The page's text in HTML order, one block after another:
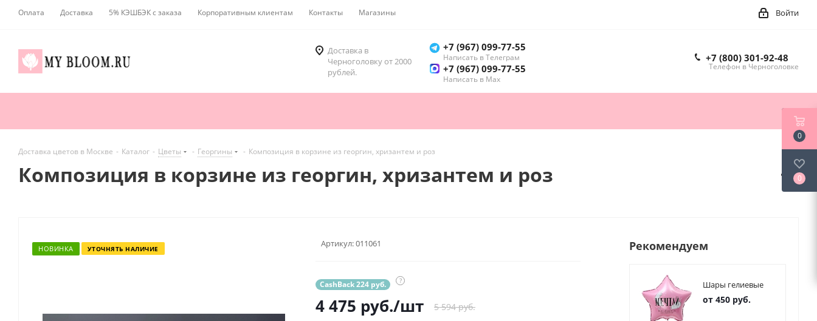
Оплата Доставка 5% КЭШБЭК с заказа Корпоративным клиентам Контакты Магазины Войти
Доставка в
Черноголовку от 2000
рублей.
+7 (967) 099-77-55
Написать в Телеграм
+7 (967) 099-77-55
Написать в Мах
+7 (800) 301-92-48
Телефон в Черноголовке
Доставка цветов в Москве - Каталог - Цветы - Георгины - Композиция в корзине из георгин, хризантем и роз
Композиция в корзине из георгин, хризантем и роз
НОВИНКА УТОЧНЯТЬ НАЛИЧИЕ
Артикул:011061
CashBack 224 руб. ?
4 475 руб./шт 5 594 руб.
Рекомендуем
Шары гелиевые
от 450 руб.
0
0